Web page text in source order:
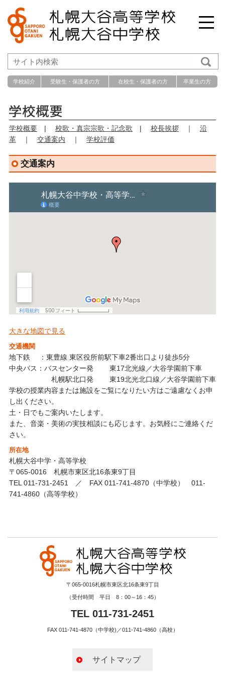
学校紹介 受験生・保護者の方 在校生・保護者の方 卒業生の方
学校概要| 校歌・真宗宗歌・記念歌 | 校長挨拶｜ 沿
革｜ 交通案内 ｜ 学校評価
交通案内
大きな地図で見る
交通機関
地下鉄 ：東豊線 東区役所前駅下車2番出口より徒歩5分
中央バス：バスセンター発 東17北光線／大谷学園前下車
札幌駅北口発 東19北光北口線／大谷学園前下車
学校の授業内容または施設をご覧になりたい方はご遠慮なくお申
し出ください。
土・日でもご案内いたします。
また、音楽・美術の実技相談にも応じます。お気軽にご連絡くだ
さい。
所在地
札幌大谷中学・高等学校
〒065-0016 札幌市東区北16条東9丁目
TEL 011-731-2451 ／ FAX 011-741-4870（中学校） 011-
741-4860（高等学校）
〒065-0016札幌市東区北16条東9丁目
（受付時間 平日 8：00～16：45）
TEL 011-731-2451
FAX 011-741-4870（中学校)／011-741-4860（高校）
サイトマップ